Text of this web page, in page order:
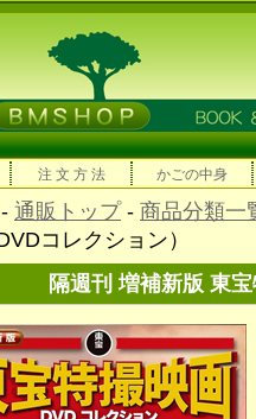
注 文 方 法 かごの中身
通販トップ- 商品分類一
コレクション）
隔週刊 増補新版 東